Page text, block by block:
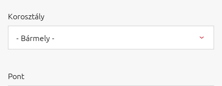
Korosztály
- Bármely -
Pont